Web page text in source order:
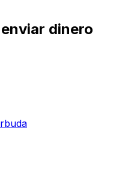
dinero